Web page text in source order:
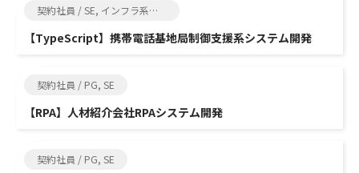
契約社員 / SE, インフラ系エンジニア
【TypeScript】携帯電話基地局制御支援系システム開発
契約社員 / PG, SE
【RPA】人材紹介会社RPAシステム開発
契約社員 / PG, SE